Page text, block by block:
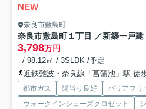
NEW
奈良市敷島町
奈良市敷島町１丁目 ／新築一戸建
3,798万円
- / 98.12㎡ / 3SLDK /予定
近鉄難波・奈良線「菖蒲池」駅 徒
都市ガス 陽当り良好 バリアフリ
ウォークインシューズクロゼット